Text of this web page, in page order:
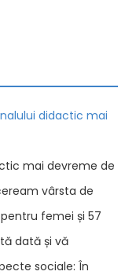
didactic mai
mai devreme de
vârsta de
femei și 57
dată și vă
sociale: În